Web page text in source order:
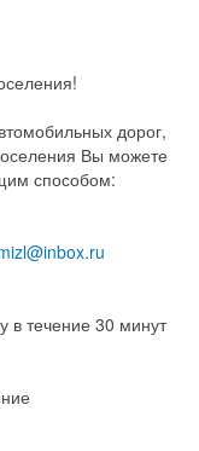
дорог,
Вы можете
способом:
в течение 30 минут